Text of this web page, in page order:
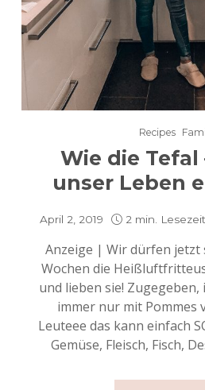
Recipes
Wie die Tefal
unser Leben
April 2, 2019 2 min. Lesezeit
Anzeige | Wir dürfen jetzt
Wochen die
und lieben sie!
immer nur mit Pommes
Leuteee das kann einfach
Gemüse, Fleisch, Fisch,